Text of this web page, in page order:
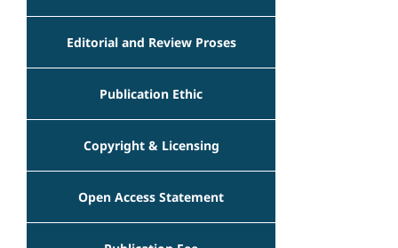
Editorial and Review Proses
Publication Ethic
Copyright & Licensing
Open Access Statement